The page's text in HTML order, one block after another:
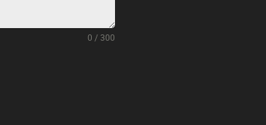
0 / 300